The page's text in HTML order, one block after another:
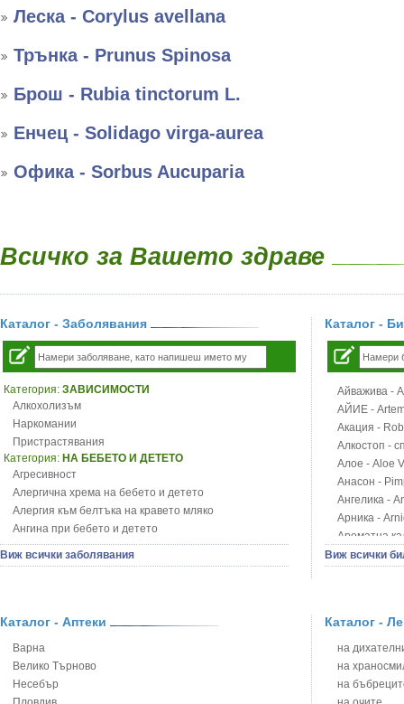
Леска - Corylus avellana
Трънка - Prunus Spinosa
Брош - Rubia tinctorum L.
Енчец - Solidago virga-aurea
Офика - Sorbus Aucuparia
Всичко за Вашето здраве
Каталог - Заболявания
Категория: ЗАВИСИМОСТИ
Алкохолизъм
Наркомании
Пристрастявания
Категория: НА БЕБЕТО И ДЕТЕТО
Агресивност
Алергична хрема на бебето и детето
Алергия към белтъка на кравето мляко
Ангина при бебето и детето
Анемия при бебето и детето
Апетит - пълни деца
Бронхиална астма при бебето и детето
Варицела
Висока температура на бебето и детето
Възпаление на ушите на бебето и детето
Виж всички заболявания
Каталог -
Айважива -
АЙИЕ -
Акация -
Алкостоп -
Алое - Aloe
Анасон -
Ангелика -
Арника -
Ароматна
Арония -
Блатен
Блян
Бобови
Божур -
Борови
Виж всички
Каталог - Аптеки
Варна
Велико Търново
Несебър
Каталог -
на
на
на